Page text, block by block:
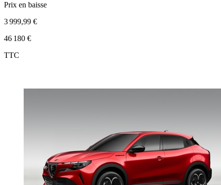
Prix en baisse
3 999,99 €
46 180 €
TTC